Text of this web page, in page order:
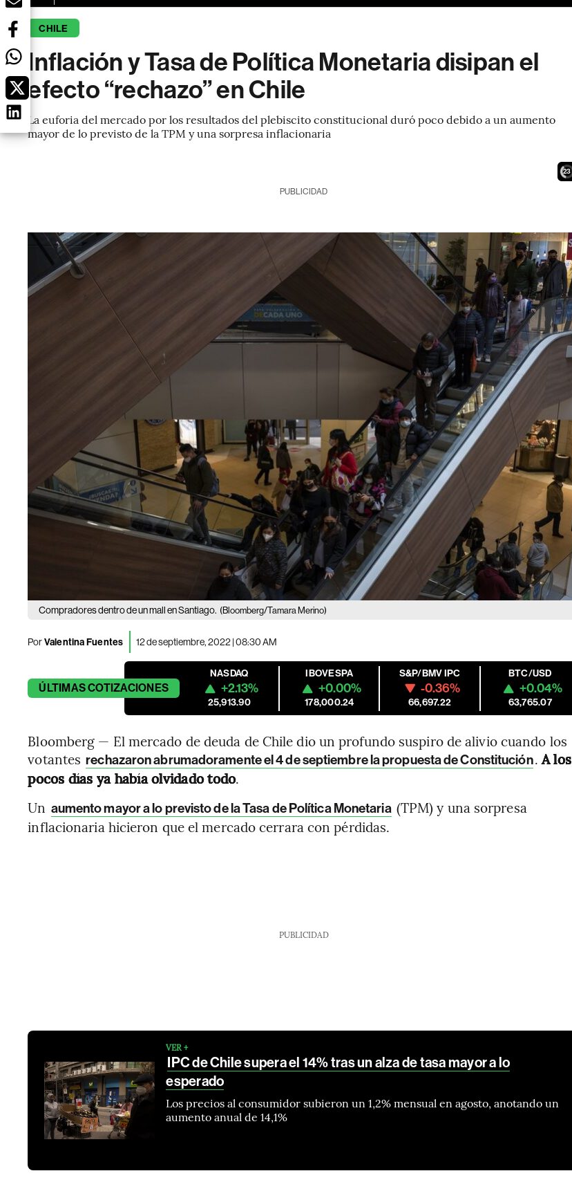
CHILE
Inflación y Tasa de Política Monetaria disipan el
efecto “rechazo” en Chile
La euforia del mercado por los resultados del plebiscito constitucional duró poco debido a un aumento
mayor de lo previsto de la TPM y una sorpresa inflacionaria
21
PUBLICIDAD
Compradores dentro de un mall en Santiago. (Bloomberg/Tamara Merino)
PorValentina Fuentes 12 de septiembre, 2022 | 08:30 AM
ÚLTIMASCOTIZACIONES
NASDAQ
+2.13%
25,913.90
IBOVESPA
+0.00%
178,000.24
S&P/BMV IPC
-0.36%
66,697.22
BTC/USD
+0.04%
63,765.07
Bloomberg — El mercado de deuda de Chile dio un profundo suspiro de alivio cuando los
votantes rechazaron abrumadoramente el 4 de septiembre la propuesta de Constitución.A los
pocos días ya había olvidado todo.
Un aumento mayor a lo previsto de la Tasa de Política Monetaria (TPM) y una sorpresa
inflacionaria hicieron que el mercado cerrara con pérdidas.
PUBLICIDAD
VER +
IPC de Chile supera el 14% tras un alza de tasa mayor a lo
esperado
Los precios al consumidor subieron un 1,2% mensual en agosto, anotando un
aumento anual de 14,1%